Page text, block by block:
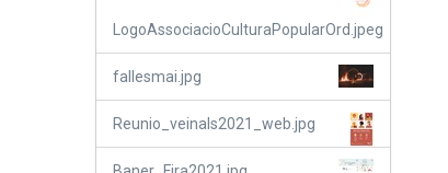
LogoAssociacioCulturaPopularOrd.jpeg
fallesmai.jpg
Reunio_veinals2021_web.jpg